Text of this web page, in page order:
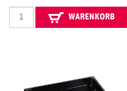
WARENKORB